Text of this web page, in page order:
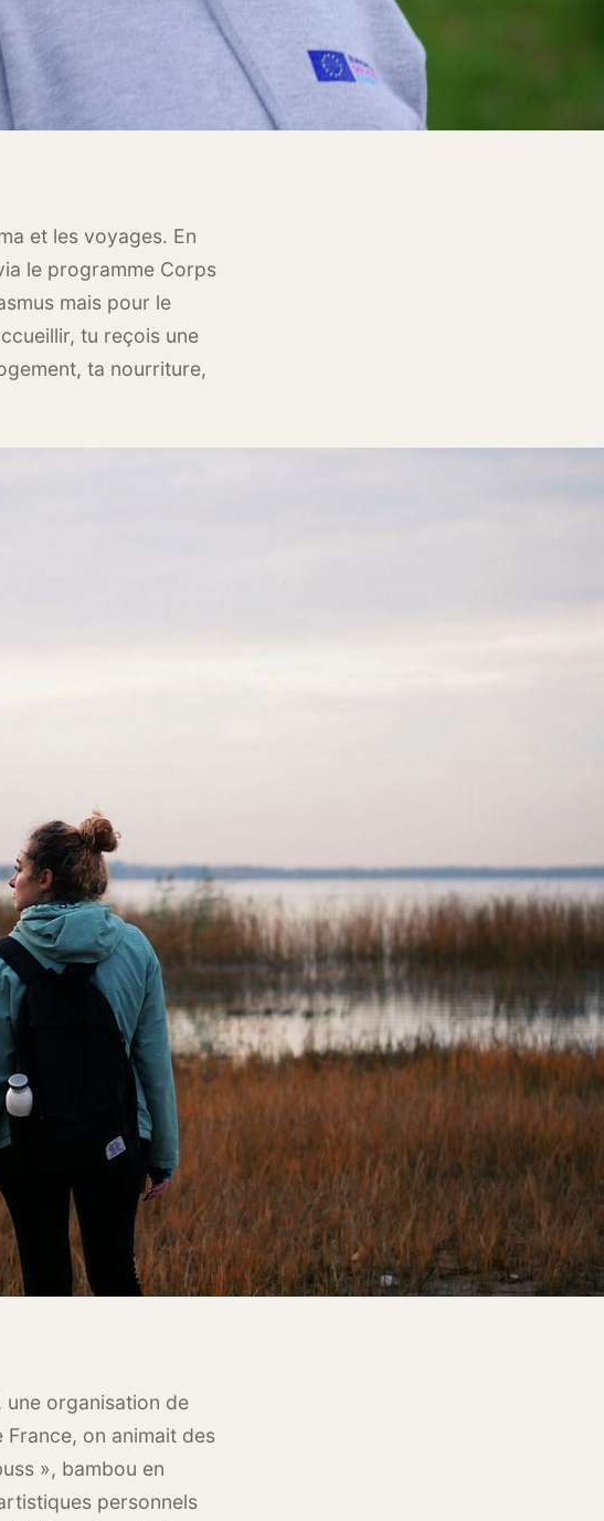
et les voyages. En
le programme Corps
mais pour le
tu reçois une
ta nourriture,
, une organisation de
France, on animait des
», bambou en
personnels